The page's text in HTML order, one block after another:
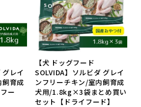
レイ
飼育成
ー
【犬 ドッグフード
SOLVIDA】ソルビダ グレイ
ンフリーチキン/室内飼育成
犬用/1.8kg×3袋まとめ買い
セット【ドライフード】